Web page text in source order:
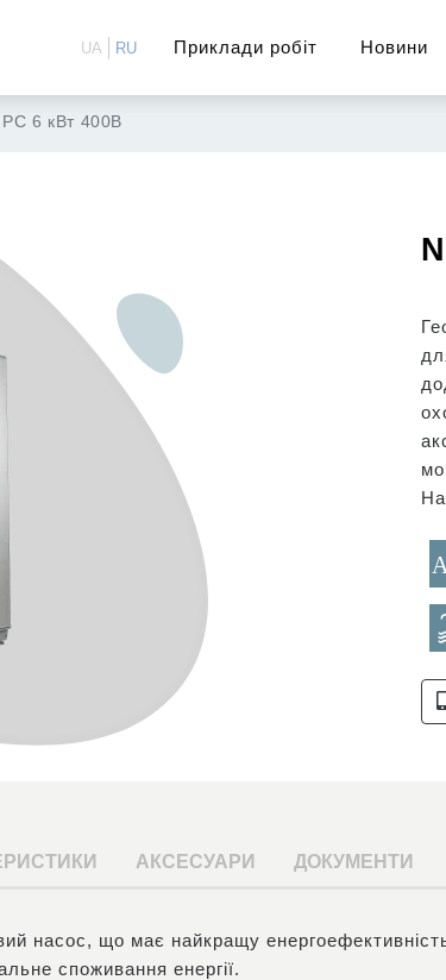
Приклади робіт Новини
UA RU
6 кВт 400В
АКСЕСУАРИ ДОКУМЕНТИ
насос, що має найкращу
споживання енергії.